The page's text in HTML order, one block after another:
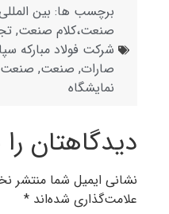
برچسب ها: بین
صنعت،کلام صنعت,
شرکت فولاد مبارکه
صارات, صنعت, صنعت
نمایشگاه
دیدگاهتان
نشانی ایمیل شما منتشر
علامت‌گذاری شده‌اند *